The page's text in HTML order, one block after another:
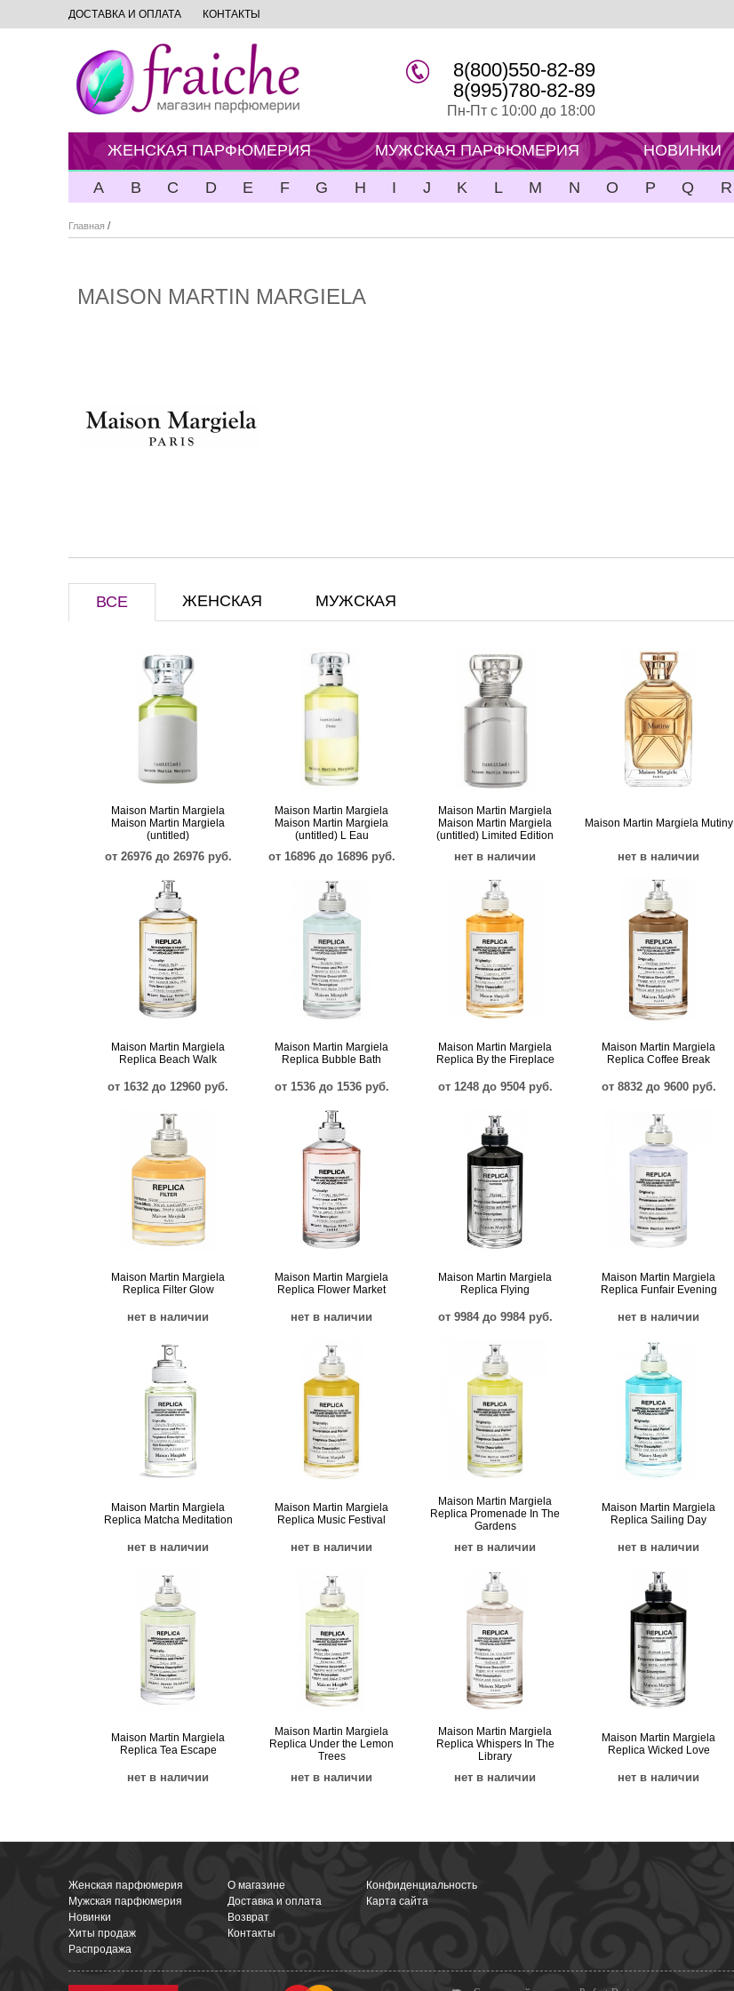
ДОСТАВКА И ОПЛАТА КОНТАКТЫ
8(800)550-82-89
8(995)780-82-89
Пн-Пт с 10:00 до 18:00
ЖЕНСКАЯ ПАРФЮМЕРИЯ МУЖСКАЯ ПАРФЮМЕРИЯ НОВИНКИ
A B C D E F G H I J K L M N O P Q R
Главная /
MAISON MARTIN MARGIELA
ВСЕ ЖЕНСКАЯ МУЖСКАЯ
Maison Martin Margiela
Maison Martin Margiela
(untitled)
от 26976 до 26976 руб.
Maison Martin Margiela
Maison Martin Margiela
(untitled) L Eau
от 16896 до 16896 руб.
Maison Martin Margiela
Maison Martin Margiela
(untitled) Limited Edition
нет в наличии
Maison Martin Margiela Mutiny
нет в наличии
Maison Martin Margiela
Replica Beach Walk
от 1632 до 12960 руб.
Maison Martin Margiela
Replica Bubble Bath
от 1536 до 1536 руб.
Maison Martin Margiela
Replica By the Fireplace
от 1248 до 9504 руб.
Maison Martin Margiela
Replica Coffee Break
от 8832 до 9600 руб.
Maison Martin Margiela
Replica Filter Glow
нет в наличии
Maison Martin Margiela
Replica Flower Market
нет в наличии
Maison Martin Margiela
Replica Flying
от 9984 до 9984 руб.
Maison Martin Margiela
Replica Funfair Evening
нет в наличии
Maison Martin Margiela
Replica Matcha Meditation
нет в наличии
Maison Martin Margiela
Replica Music Festival
нет в наличии
Maison Martin Margiela
Replica Promenade In The
Gardens
нет в наличии
Maison Martin Margiela
Replica Sailing Day
нет в наличии
Maison Martin Margiela
Replica Tea Escape
нет в наличии
Maison Martin Margiela
Replica Under the Lemon
Trees
нет в наличии
Maison Martin Margiela
Replica Whispers In The
Library
нет в наличии
Maison Martin Margiela
Replica Wicked Love
нет в наличии
Женская парфюмерия
Мужская парфюмерия
Новинки
Хиты продаж
Распродажа
О магазине
Доставка и оплата
Возврат
Контакты
Конфиденциальность
Карта сайта